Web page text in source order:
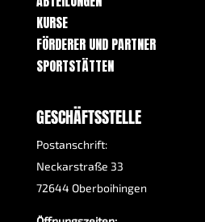
KURSE
FÖRDERER UND PARTNER
SPORTSTÄTTEN
GESCHÄFTSSTELLE
Postanschrift:
Neckarstraße 33
72644 Oberboihingen